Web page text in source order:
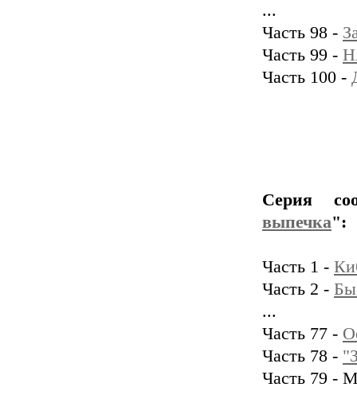
...
Часть 98 -
Часть 99 -
Часть 100 -
Серия
выпечка":
Часть 1 -
Часть 2 -
...
Часть 77 -
Часть 78 -
Часть 79 -